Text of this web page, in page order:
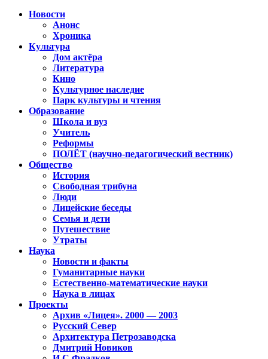
Новости
Анонс
Хроника
Культура
Дом актёра
Литература
Кино
Культурное наследие
Парк культуры и чтения
Образование
Школа и вуз
Учитель
Реформы
ПОЛЁТ (научно-педагогический вестник)
Общество
История
Свободная трибуна
Люди
Лицейские беседы
Семья и дети
Путешествие
Утраты
Наука
Новости и факты
Гуманитарные науки
Естественно-математические науки
Наука в лицах
Проекты
Архив «Лицея». 2000 — 2003
Русский Север
Архитектура Петрозаводска
Дмитрий Новиков